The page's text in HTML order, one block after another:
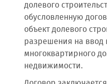
долевого
обусловленную
объект долевого
разрешения на ввод
многоквартирного
недвижимости.